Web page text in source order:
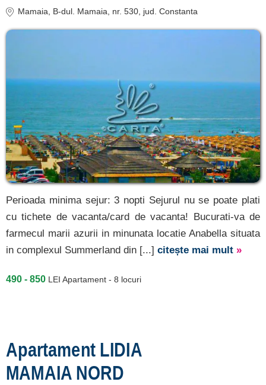
Mamaia, B-dul. Mamaia, nr. 530, jud. Constanta
Perioada minima sejur: 3 nopti Sejurul nu se poate plati
cu tichete de vacanta/card de vacanta! Bucurati-va de
farmecul marii azurii in minunata locatie Anabella situata
in complexul Summerland din [...] citește mai mult »
490 - 850 LEI Apartament - 8 locuri
Apartament LIDIA
MAMAIA NORD